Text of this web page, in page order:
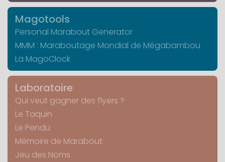
Magotools
Personal Marabout Generator
MMM : Maraboutage Mondial de Mégabambou
La MagoClock
Laboratoire
Qui veut gagner des flyers ?
Le Taquin
Le Pendu
Mémoire de Marabout
Jeu des Noms